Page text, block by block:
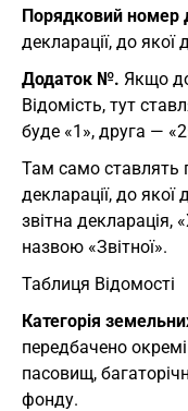
Порядковий номер
декларації, до якої
Додаток №. Якщо
Відомість, тут
буде «1», друга —
Там само ставлять
декларації, до
звітна декларація,
назвою «Звітної».
Таблиця Відомості
Категорія
передбачено
пасовищ,
фонду.